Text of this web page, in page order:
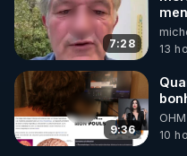
🌱 INSTAGRAM
https://
http://rgnr.li/instagram
🌱 LA NEWSLETTER
Pour ne pas rater
7:28
13
9:36
10